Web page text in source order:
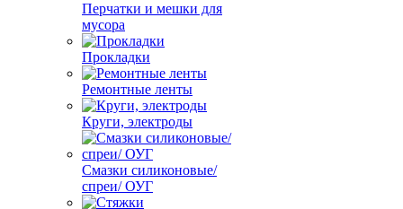
Перчатки и мешки для
мусора
Прокладки
Ремонтные ленты
Круги, электроды
Смазки силиконовые/
спреи/ ОУГ